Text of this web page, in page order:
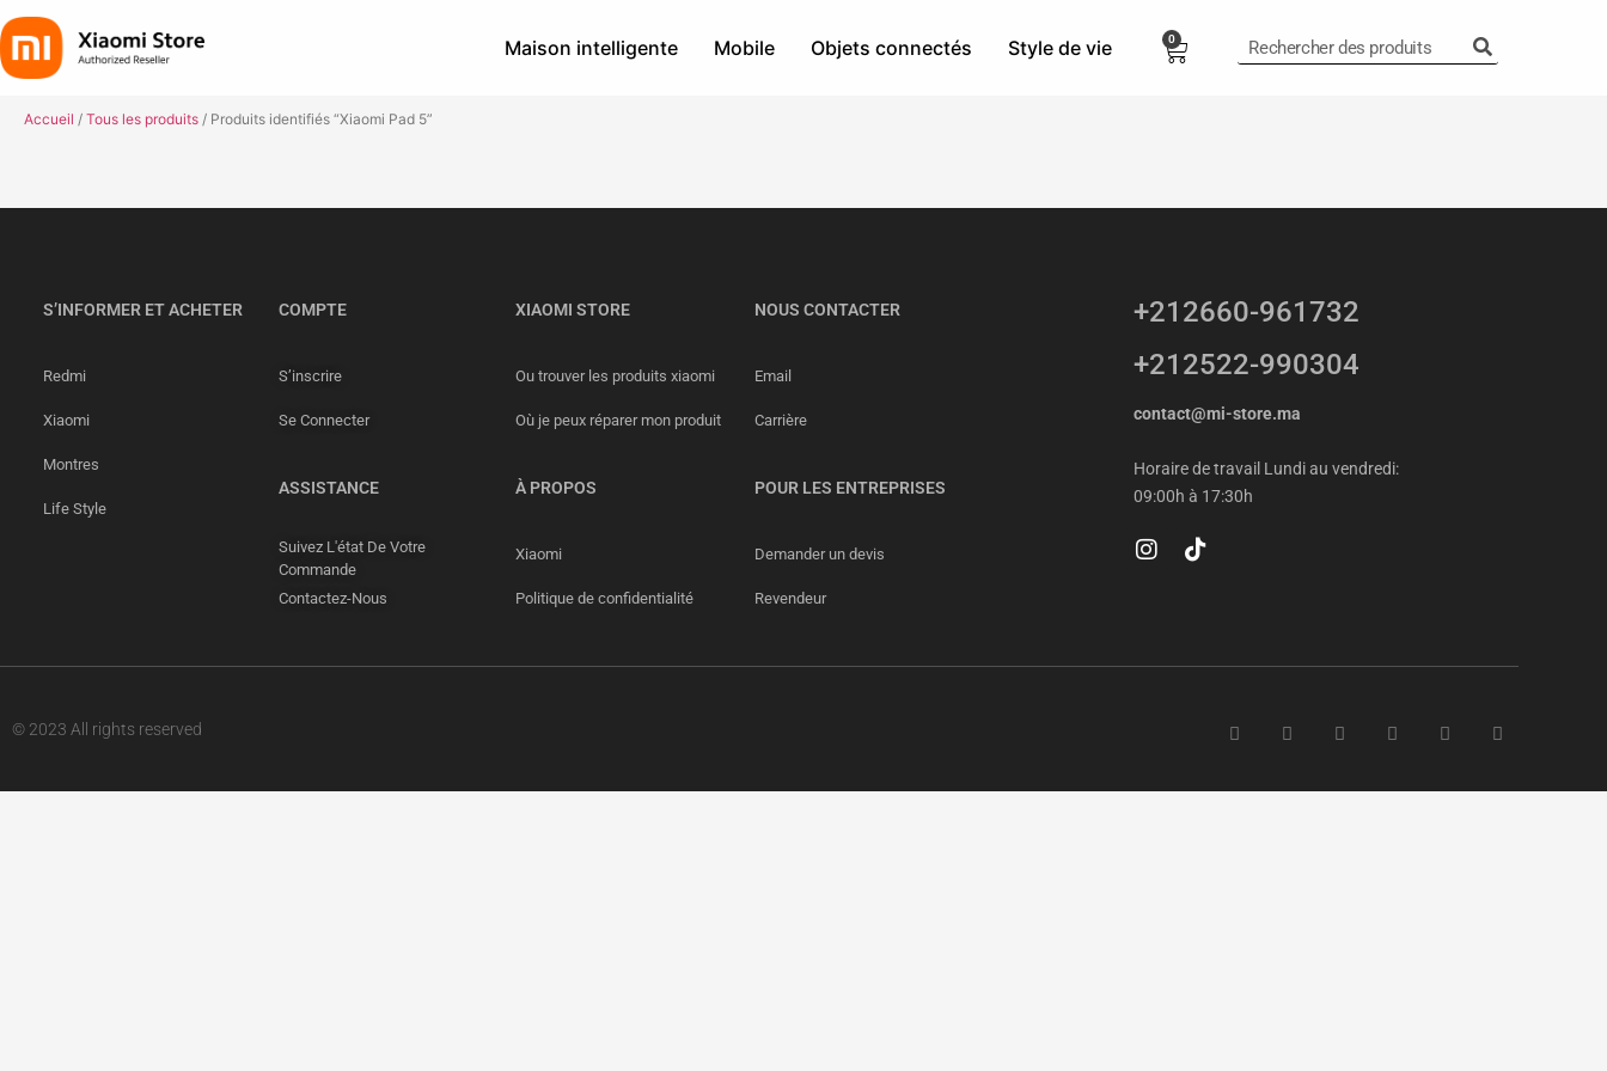
Maison intelligente Mobile Objets connectés Style de vie 0
Accueil / Tous les produits / Produits identifiés “Xiaomi Pad 5”
S’INFORMER ET ACHETER
Redmi
Xiaomi
Montres
Life Style
COMPTE
S’inscrire
Se Connecter
ASSISTANCE
Suivez L'état De Votre
Commande
Contactez-Nous
XIAOMI STORE
Ou trouver les produits xiaomi
Où je peux réparer mon produit
À PROPOS
Xiaomi
Politique de confidentialité
NOUS CONTACTER
Email
Carrière
POUR LES ENTREPRISES
Demander un devis
Revendeur
+212660-961732
+212522-990304
contact@mi-store.ma
Horaire de travail Lundi au vendredi:
09:00h à 17:30h
© 2023 All rights reserved